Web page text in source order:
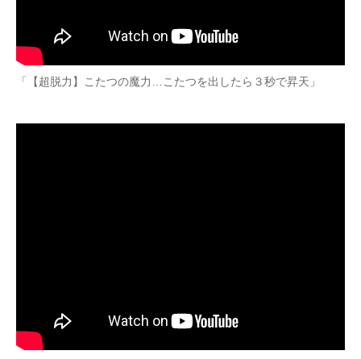
「【超脱力】こたつの魔力…こたつを出したら３秒で昇天」